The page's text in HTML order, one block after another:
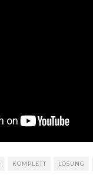
KOMPLETT LÖSUNG